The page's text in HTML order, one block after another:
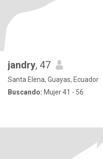
jandry, 47
Santa Elena, Guayas, Ecuador
Buscando: Mujer 41 - 56